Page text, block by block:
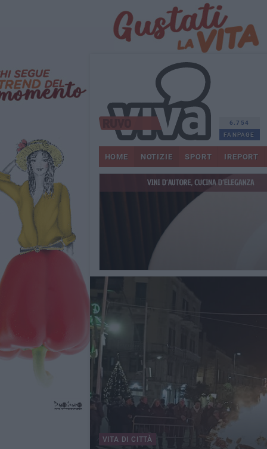
6.754
FANPAGE
HOME NOTIZIE SPORT IREPORT
VITA DI CITTÀ